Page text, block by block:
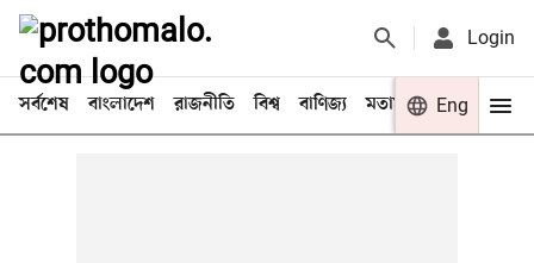
Login
সর্বশেষ বাংলাদেশ রাজনীতি বিশ্ব বাণিজ্য মতামত খেলা
Eng